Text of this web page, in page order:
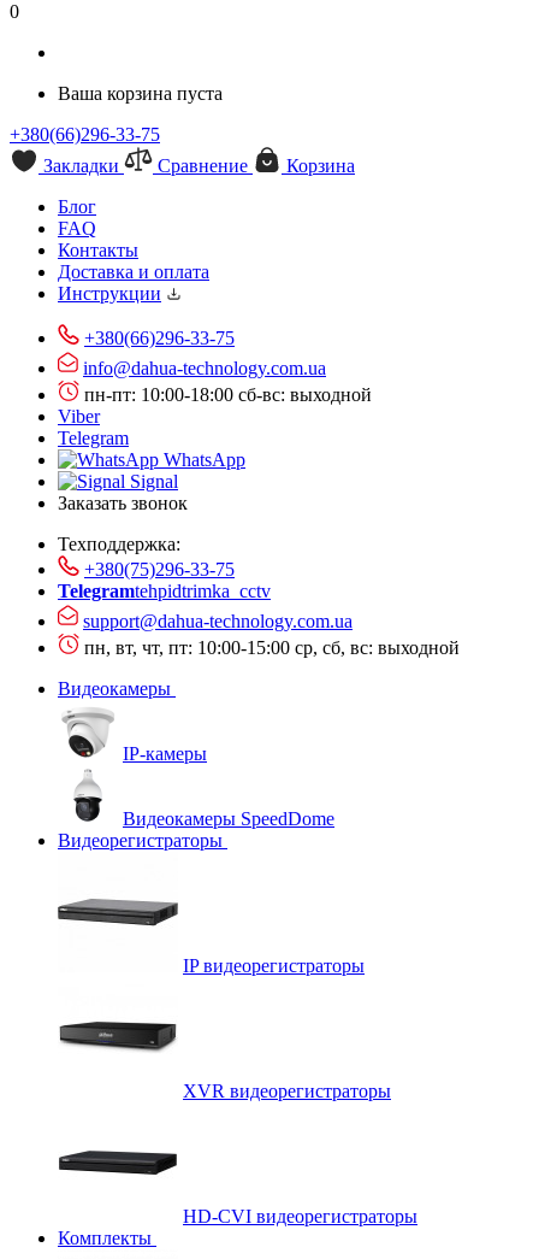
0
Ваша корзина пуста
+380(66)296-33-75
Закладки
Сравнение
Корзина
Блог
FAQ
Контакты
Доставка и оплата
Инструкции
+380(66)296-33-75
info@dahua-technology.com.ua
пн-пт: 10:00-18:00 сб-вс: выходной
Viber
Telegram
WhatsApp
Signal
Заказать звонок
Техподдержка:
+380(75)296-33-75
Telegramtehpidtrimka_cctv
support@dahua-technology.com.ua
пн, вт, чт, пт: 10:00-15:00 ср, сб, вс: выходной
Видеокамеры
IP-камеры
Видеокамеры SpeedDome
Видеорегистраторы
IP видеорегистраторы
XVR видеорегистраторы
HD-CVI видеорегистраторы
Комплекты